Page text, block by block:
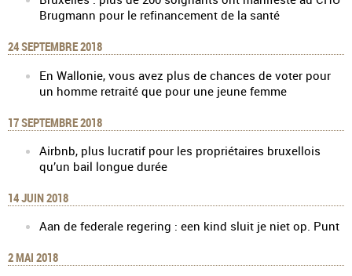
Brugmann pour le refinancement de la santé
24 SEPTEMBRE 2018
En Wallonie, vous avez plus de chances de voter pour
un homme retraité que pour une jeune femme
17 SEPTEMBRE 2018
Airbnb, plus lucratif pour les propriétaires bruxellois
qu’un bail longue durée
14 JUIN 2018
Aan de federale regering : een kind sluit je niet op. Punt
2 MAI 2018